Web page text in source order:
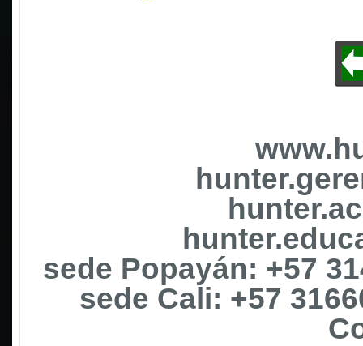
sede Popayán: +57
sede Cali: +57